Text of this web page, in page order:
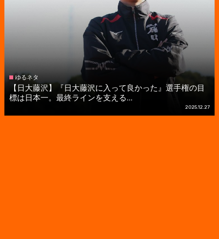
ゆるネタ
【日大藤沢】『日大藤沢に入って良かった』選手権の目
標は日本一。最終ラインを支える...
2025.12.27